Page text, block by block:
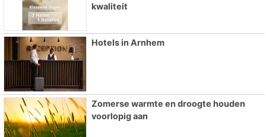
kwaliteit
Hotels in Arnhem
Zomerse warmte en droogte houden
voorlopig aan